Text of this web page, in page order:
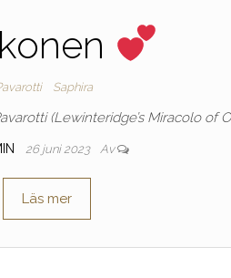
Saphira
(Lewinteridge’s Miracolo of
26 juni 2023 Av
Läs mer